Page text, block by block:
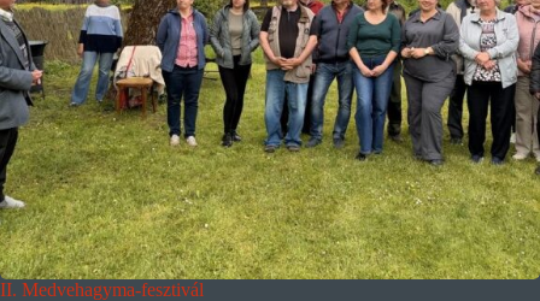
II. Medvehagyma-fesztivál